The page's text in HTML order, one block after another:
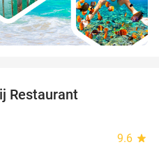
Restaurant
9.6 star